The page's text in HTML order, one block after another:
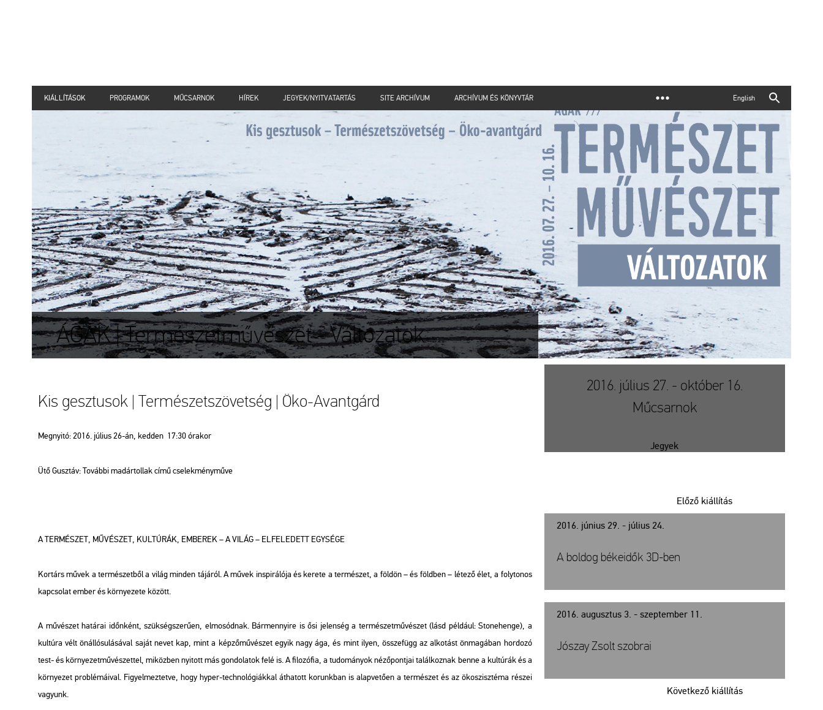
KIÁLLÍTÁSOK PROGRAMOK MŰCSARNOK HÍREK JEGYEK/NYITVATARTÁS SITE ARCHÍVUM ARCHÍVUM ÉS KÖNYVTÁR English
ÁGAK | Természetművészet - Változatok
Kis gesz­tu­sok | Ter­mé­szet­szö­vet­ség | Öko-Avant­gárd
Meg­nyi­tó: 2016. jú­li­us 26-án, ked­den 17:30 óra­kor
Ütő Gusz­táv: To­váb­bi ma­dár­tol­lak című cse­lek­mény­mű­ve
A TER­MÉ­SZET, MŰ­VÉ­SZET, KUL­TÚ­RÁK, EM­BE­REK – A VILÁG – EL­FE­LE­DETT EGY­SÉ­GE
Kor­társ művek a ter­mé­szet­ből a világ min­den tá­já­ról. A művek ins­pi­rá­ló­ja és ke­re­te a ter­mé­szet, a föl­dön – és föld­ben – lé­te­ző élet, a foly­to­nos
kap­cso­lat ember és kör­nye­ze­te kö­zött.
A mű­vé­szet ha­tá­rai időn­ként, szük­ség­sze­rű­en, el­mo­sód­nak. Bár­mennyi­re is ősi je­len­ség a ter­mé­szet­mű­vé­szet (lásd pél­dá­ul: Sto­n­e­hen­ge), a
kul­tú­ra vélt ön­ál­ló­su­lá­sá­val saját nevet kap, mint a kép­ző­mű­vé­szet egyik nagy ága, és mint ilyen, össze­függ az al­ko­tást ön­ma­gá­ban hor­do­zó
test- és kör­nye­zet­mű­vé­szet­tel, mi­köz­ben nyi­tott más gon­do­la­tok felé is. A fi­lo­zó­fia, a tu­do­má­nyok né­ző­pont­jai ta­lál­koz­nak benne a kul­tú­rák és a
kör­nye­zet prob­lé­má­i­val. Fi­gyel­mez­tet­ve, hogy hyper-tech­no­ló­gi­ák­kal át­ha­tott ko­runk­ban is alap­ve­tő­en a ter­mé­szet és az öko­szisz­té­ma ré­szei
va­gyunk.
2016. július 27. - október 16.
Műcsarnok
Jegyek
2016. június 29. - július 24.
Előző kiállítás
A boldog békeidők 3D-ben
2016. augusztus 3. - szeptember 11.
Következő kiállítás
Jószay Zsolt szobrai